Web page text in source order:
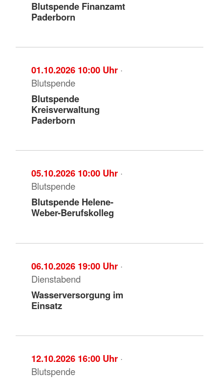
Blutspende Finanzamt
Paderborn
01.10.2026 10:00 Uhr ·
Blutspende
Blutspende
Kreisverwaltung
Paderborn
05.10.2026 10:00 Uhr ·
Blutspende
Blutspende Helene-
Weber-Berufskolleg
06.10.2026 19:00 Uhr ·
Dienstabend
Wasserversorgung im
Einsatz
12.10.2026 16:00 Uhr ·
Blutspende